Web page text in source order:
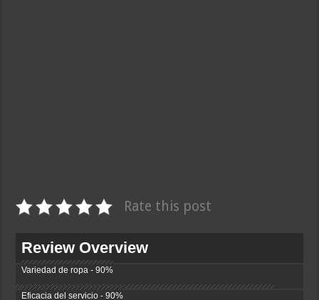
Rate this post
Review Overview
Variedad de ropa - 90%
Eficacia del servicio - 90%